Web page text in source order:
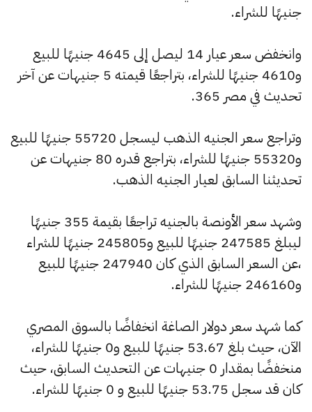
جنيهًا للشراء.
وانخفض سعر عيار 14 ليصل إلى 4645 جنيهًا للبيع
و4610 جنيهًا للشراء، بتراجعًا قيمته 5 جنيهات عن آخر
تحديث في مصر 365.
وتراجع سعر الجنيه الذهب ليسجل 55720 جنيهًا للبيع
و55320 جنيهًا للشراء، بتراجع قدره 80 جنيهات عن
تحديثنا السابق لعيار الجنيه الذهب.
وشهد سعر الأونصة بالجنيه تراجعًا بقيمة 355 جنيهًا
ليبلغ 247585 جنيهًا للبيع و245805 جنيهًا للشراء
،عن السعر السابق الذي كان 247940 جنيهًا للبيع
و246160 جنيهًا للشراء.
كما شهد سعر دولار الصاغة انخفاضًا بالسوق المصري
الآن، حيث بلغ 53.67 جنيهًا للبيع و0 جنيهًا للشراء،
منخفضًا بمقدار 0 جنيهات عن التحديث السابق، حيث
كان قد سجل 53.75 جنيهًا للبيع و 0 جنيهًا للشراء.